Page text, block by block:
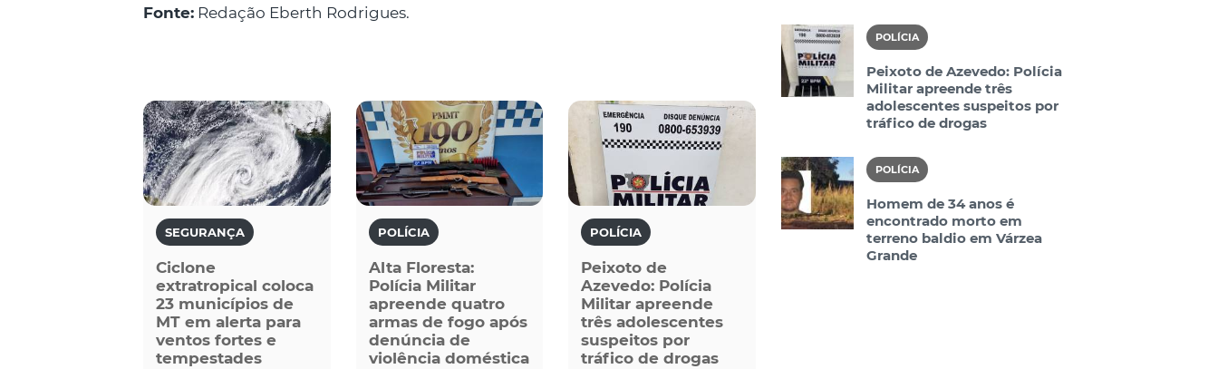
Fonte: Redação Eberth Rodrigues.
SEGURANÇA
Ciclone
extratropical coloca
23 municípios de
MT em alerta para
ventos fortes e
tempestades
POLÍCIA
Alta Floresta:
Polícia Militar
apreende quatro
armas de fogo após
denúncia de
violência doméstica
POLÍCIA
Peixoto de
Azevedo: Polícia
Militar apreende
três adolescentes
suspeitos por
tráfico de drogas
POLÍCIA
Peixoto de Azevedo: Polícia
Militar apreende três
adolescentes suspeitos por
tráfico de drogas
POLÍCIA
Homem de 34 anos é
encontrado morto em
terreno baldio em Várzea
Grande